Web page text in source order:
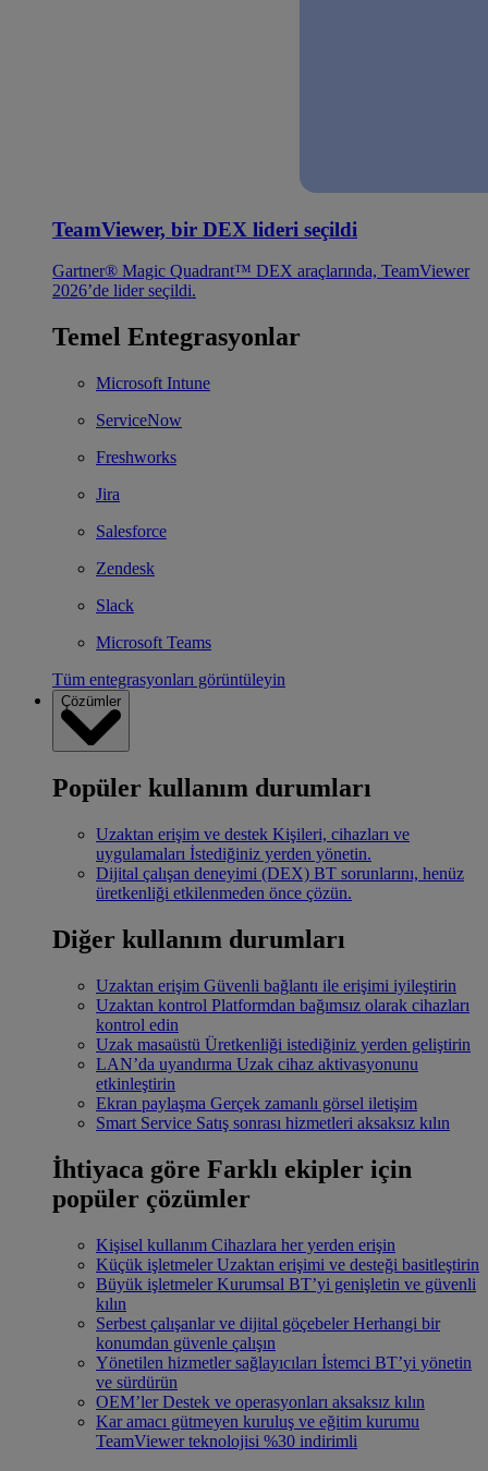
TeamViewer, bir DEX lideri seçildi
Gartner® Magic Quadrant™ DEX araçlarında, TeamViewer
2026’de lider seçildi.
Temel Entegrasyonlar
Microsoft Intune
ServiceNow
Freshworks
Jira
Salesforce
Zendesk
Slack
Microsoft Teams
Tüm entegrasyonları görüntüleyin
Çözümler
Popüler kullanım durumları
Uzaktan erişim ve destek Kişileri, cihazları ve
uygulamaları İstediğiniz yerden yönetin.
Dijital çalışan deneyimi (DEX) BT sorunlarını, henüz
üretkenliği etkilenmeden önce çözün.
Diğer kullanım durumları
Uzaktan erişim Güvenli bağlantı ile erişimi iyileştirin
Uzaktan kontrol Platformdan bağımsız olarak cihazları
kontrol edin
Uzak masaüstü Üretkenliği istediğiniz yerden geliştirin
LAN’da uyandırma Uzak cihaz aktivasyonunu
etkinleştirin
Ekran paylaşma Gerçek zamanlı görsel iletişim
Smart Service Satış sonrası hizmetleri aksaksız kılın
İhtiyaca göre Farklı ekipler için
popüler çözümler
Kişisel kullanım Cihazlara her yerden erişin
Küçük işletmeler Uzaktan erişimi ve desteği basitleştirin
Büyük işletmeler Kurumsal BT’yi genişletin ve güvenli
kılın
Serbest çalışanlar ve dijital göçebeler Herhangi bir
konumdan güvenle çalışın
Yönetilen hizmetler sağlayıcıları İstemci BT’yi yönetin
ve sürdürün
OEM’ler Destek ve operasyonları aksaksız kılın
Kar amacı gütmeyen kuruluş ve eğitim kurumu
TeamViewer teknolojisi %30 indirimli